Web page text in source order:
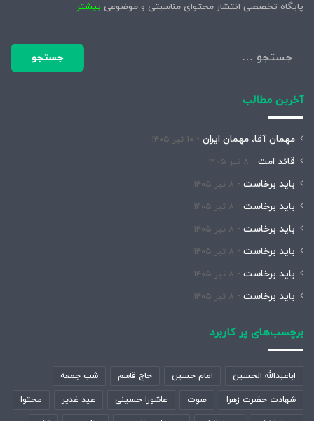
پایگاه تخصصی انتشار محتوای مناسبتی و موضوعی بیشتر
جستجو
برای:
آخرین مطالب
مهمان آقا، مهمان ایران ۱۰ تیر ۱۴۰۵
قائد امت ۸ تیر ۱۴۰۵
باید برخاست ۸ تیر ۱۴۰۵
باید برخاست ۸ تیر ۱۴۰۵
باید برخاست ۸ تیر ۱۴۰۵
باید برخاست ۸ تیر ۱۴۰۵
باید برخاست ۸ تیر ۱۴۰۵
باید برخاست ۸ تیر ۱۴۰۵
برچسب‌های پر کاربرد
اباعبدالله الحسین امام حسین حاج قاسم شب جمعه
شهادت حضرت زهرا صوت عاشورا حسینی عید غدیر محتوا